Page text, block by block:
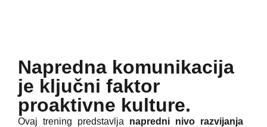
Napredna komunikacija
je ključni faktor
proaktivne kulture.
Ovaj trening predstavlja napredni nivo razvijanja